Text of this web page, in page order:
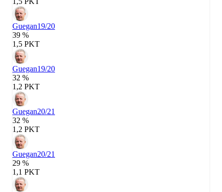
Guegan19/20
39 %
1,5 PKT
Guegan19/20
32 %
1,2 PKT
Guegan20/21
32 %
1,2 PKT
Guegan20/21
29 %
1,1 PKT